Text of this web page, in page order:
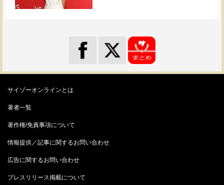
サイゾーオンラインとは
著者一覧
著作権/免責事項について
情報提供／記事に関するお問い合わせ
広告に関するお問い合わせ
プレスリリース掲載について